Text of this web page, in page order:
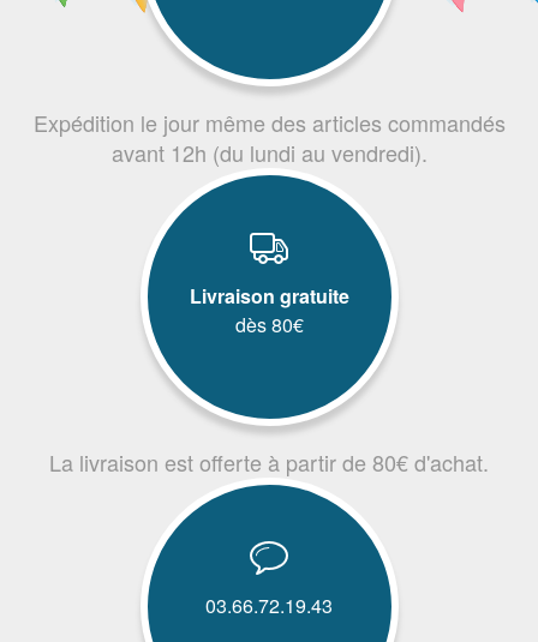
Expédition le jour même des articles commandés
avant 12h (du lundi au vendredi).
Livraison gratuite
dès 80€
La livraison est offerte à partir de 80€ d'achat.
03.66.72.19.43